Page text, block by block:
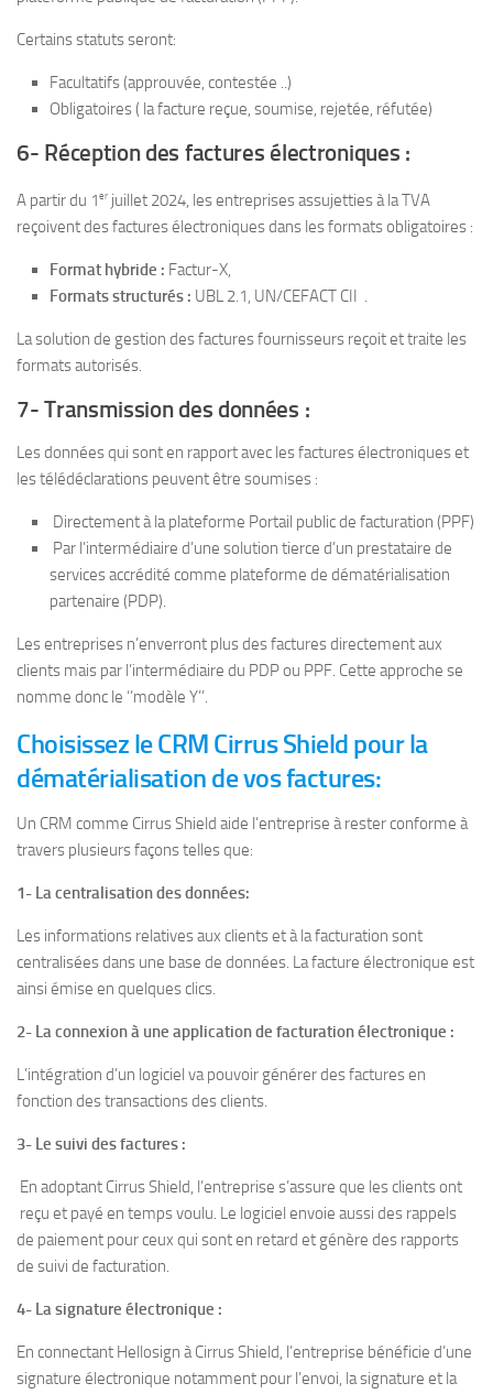
Certains statuts seront:
Facultatifs (approuvée, contestée ..)
Obligatoires ( la facture reçue, soumise, rejetée, réfutée)
6- Réception des factures électroniques :
A partir du 1er juillet 2024, les entreprises assujetties à la TVA
reçoivent des factures électroniques dans les formats obligatoires :
Format hybride : Factur-X,
Formats structurés : UBL 2.1, UN/CEFACT CII .
La solution de gestion des factures fournisseurs reçoit et traite les
formats autorisés.
7- Transmission des données :
Les données qui sont en rapport avec les factures électroniques et
les télédéclarations peuvent être soumises :
Directement à la plateforme Portail public de facturation (PPF)
Par l’intermédiaire d’une solution tierce d’un prestataire de
services accrédité comme plateforme de dématérialisation
partenaire (PDP).
Les entreprises n’enverront plus des factures directement aux
clients mais par l’intermédiaire du PDP ou PPF. Cette approche se
nomme donc le ‘’modèle Y’’.
Choisissez le CRM Cirrus Shield pour la
dématérialisation de vos factures:
Un CRM comme Cirrus Shield aide l’entreprise à rester conforme à
travers plusieurs façons telles que:
1- La centralisation des données:
Les informations relatives aux clients et à la facturation sont
centralisées dans une base de données. La facture électronique est
ainsi émise en quelques clics.
2- La connexion à une application de facturation électronique :
L’intégration d’un logiciel va pouvoir générer des factures en
fonction des transactions des clients.
3- Le suivi des factures :
En adoptant Cirrus Shield, l’entreprise s’assure que les clients ont
reçu et payé en temps voulu. Le logiciel envoie aussi des rappels
de paiement pour ceux qui sont en retard et génère des rapports
de suivi de facturation.
4- La signature électronique :
En connectant Hellosign à Cirrus Shield, l’entreprise bénéficie d’une
signature électronique notamment pour l’envoi, la signature et la